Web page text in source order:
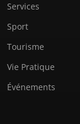
Services
Sport
Tourisme
Vie Pratique
Événements